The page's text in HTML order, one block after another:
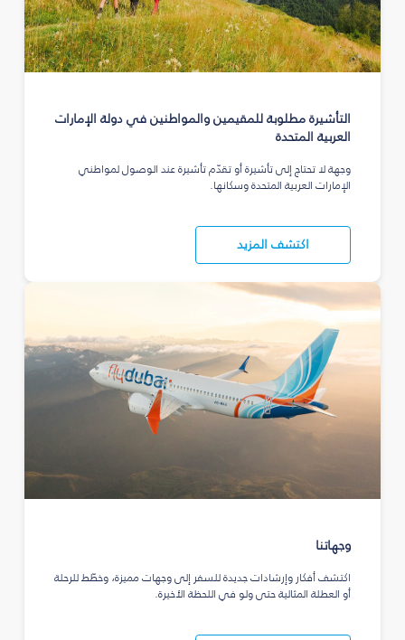
التأشيرة مطلوبة للمقيمين والمواطنين في دولة الإمارات
العربية المتحدة
وجهة لا تحتاج إلى تأشيرة أو تقدّم تأشيرة عند الوصول لمواطني
الإمارات العربية المتحدة وسكانها.
اكتشف المزيد
وجهاتنا
اكتشف أفكار وإرشادات جديدة للسفر إلى وجهات مميزة، وخطّط للرحلة
أو العطلة المثالية حتى ولو في اللحظة الأخيرة.